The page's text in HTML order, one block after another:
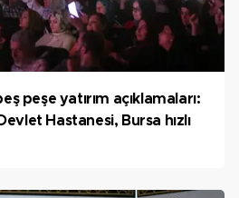
peşe yatırım açıklamaları:
Hastanesi, Bursa hızlı